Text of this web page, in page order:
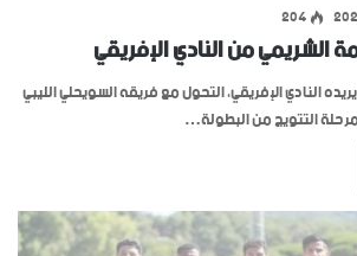
204
من النادي الإفريقي
النادي الإفريقي، التحول مع فريقه السويحلي الليبي
التتويج من البطولة…